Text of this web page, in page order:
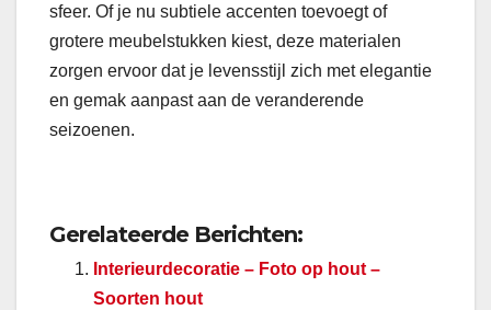
sfeer. Of je nu subtiele accenten toevoegt of
grotere meubelstukken kiest, deze materialen
zorgen ervoor dat je levensstijl zich met elegantie
en gemak aanpast aan de veranderende
seizoenen.
Gerelateerde Berichten:
Interieurdecoratie – Foto op hout –
Soorten hout